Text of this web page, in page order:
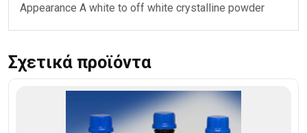
Appearance A white to off white crystalline powder
Σχετικά προϊόντα